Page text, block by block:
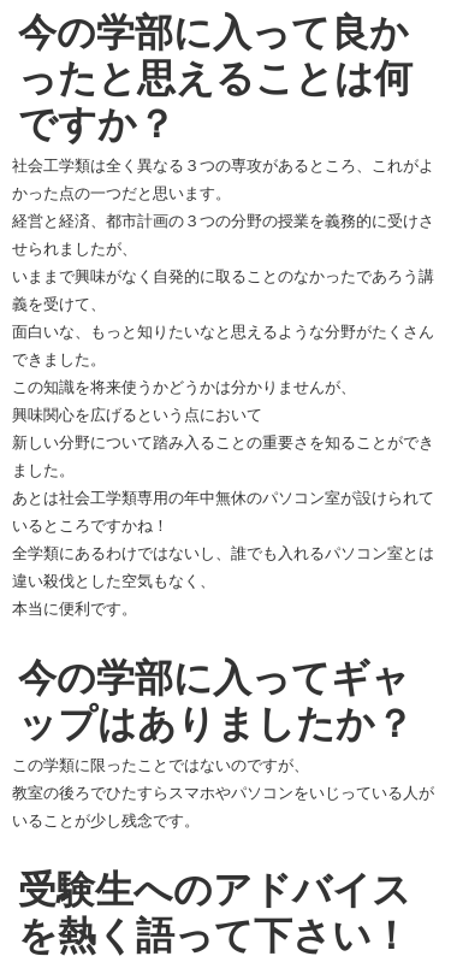
今の学部に入って良か
ったと思えることは何
ですか？
社会工学類は全く異なる３つの専攻があるところ、これがよ
かった点の一つだと思います。
経営と経済、都市計画の３つの分野の授業を義務的に受けさ
せられましたが、
いままで興味がなく自発的に取ることのなかったであろう講
義を受けて、
面白いな、もっと知りたいなと思えるような分野がたくさん
できました。
この知識を将来使うかどうかは分かりませんが、
興味関心を広げるという点において
新しい分野について踏み入ることの重要さを知ることができ
ました。
あとは社会工学類専用の年中無休のパソコン室が設けられて
いるところですかね！
全学類にあるわけではないし、誰でも入れるパソコン室とは
違い殺伐とした空気もなく、
本当に便利です。
今の学部に入ってギャ
ップはありましたか？
この学類に限ったことではないのですが、
教室の後ろでひたすらスマホやパソコンをいじっている人が
いることが少し残念です。
受験生へのアドバイス
を熱く語って下さい！